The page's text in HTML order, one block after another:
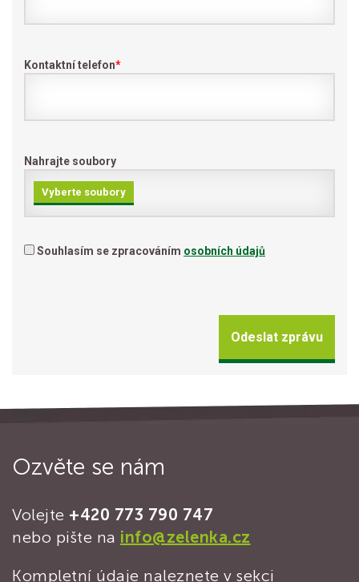
Kontaktní telefon*
Nahrajte soubory
Vyberte soubory
Souhlasím se zpracováním osobních údajů
Odeslat zprávu
Ozvěte se nám
Volejte +420 773 790 747
nebo pište na info@zelenka.cz
Kompletní údaje naleznete v sekci